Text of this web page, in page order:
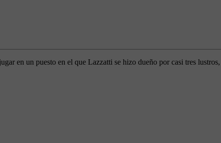
en un puesto en el que Lazzatti se hizo dueño por casi tres